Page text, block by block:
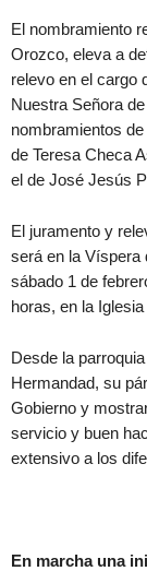
El nombramiento
Orozco, eleva a
relevo en el cargo
Nuestra Señora
nombramientos
de Teresa Checa
el de José Jesús
El juramento y
será en la Víspera
sábado 1 de
horas, en la
Desde la
Hermandad, su
Gobierno y
servicio y buen
extensivo a los
En marcha una